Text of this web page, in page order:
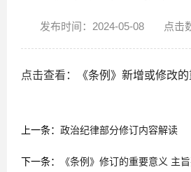
发布时间：2024-05-08 点击
点击查看： 《条例》新增或修改
上一条： 政治纪律部分修订内容解读
下一条： 《条例》修订的重要意义 主